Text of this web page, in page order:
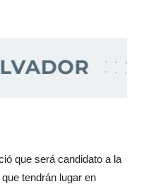
que será candidato a la
tendrán lugar en